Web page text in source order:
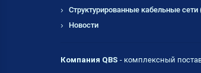
Структурированные кабельные
Новости
Компания QBS - комплексный